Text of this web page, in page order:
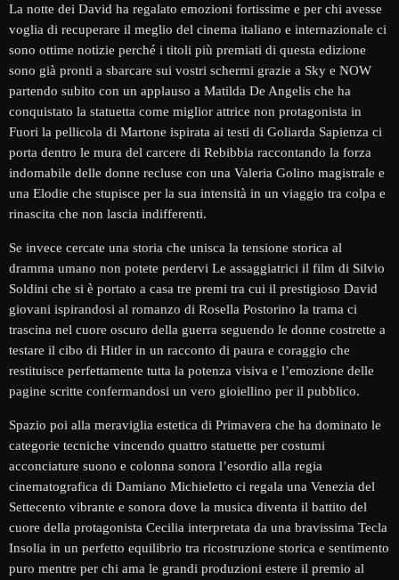
La notte dei David ha regalato emozioni fortissime e per chi avesse
voglia di recuperare il meglio del cinema italiano e internazionale ci
sono ottime notizie perché i titoli più premiati di questa edizione
sono già pronti a sbarcare sui vostri schermi grazie a Sky e NOW
partendo subito con un applauso a Matilda De Angelis che ha
conquistato la statuetta come miglior attrice non protagonista in
Fuori la pellicola di Martone ispirata ai testi di Goliarda Sapienza ci
porta dentro le mura del carcere di Rebibbia raccontando la forza
indomabile delle donne recluse con una Valeria Golino magistrale e
una Elodie che stupisce per la sua intensità in un viaggio tra colpa e
rinascita che non lascia indifferenti.
Se invece cercate una storia che unisca la tensione storica al
dramma umano non potete perdervi Le assaggiatrici il film di Silvio
Soldini che si è portato a casa tre premi tra cui il prestigioso David
giovani ispirandosi al romanzo di Rosella Postorino la trama ci
trascina nel cuore oscuro della guerra seguendo le donne costrette a
testare il cibo di Hitler in un racconto di paura e coraggio che
restituisce perfettamente tutta la potenza visiva e l’emozione delle
pagine scritte confermandosi un vero gioiellino per il pubblico.
Spazio poi alla meraviglia estetica di Primavera che ha dominato le
categorie tecniche vincendo quattro statuette per costumi
acconciature suono e colonna sonora l’esordio alla regia
cinematografica di Damiano Michieletto ci regala una Venezia del
Settecento vibrante e sonora dove la musica diventa il battito del
cuore della protagonista Cecilia interpretata da una bravissima Tecla
Insolia in un perfetto equilibrio tra ricostruzione storica e sentimento
puro mentre per chi ama le grandi produzioni estere il premio al